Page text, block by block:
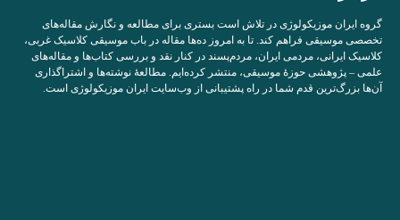
گروه ایران موزیکولوژی در تلاش است بستری برای مطالعه و نگارش مقاله‌های
تخصصی موسیقی فراهم کند. تا به امروز ده‌ها مقاله در باب موسیقی کلاسیک غربی،
کلاسیک ایرانی، مردمی ایران، مردم‌پسند در کنار نقد و بررسی کتاب‌ها و مقاله‌های
علمی – پژوهشی حوزۀ موسیقی، منتشر کرده‌ایم. مطالعۀ نوشته‌ها و اشتراگذاری
آن‌ها بزرگ‌ترین قدم شما در راه پشتیبانی از وب‌سایت ایران موزیکولوژی است.